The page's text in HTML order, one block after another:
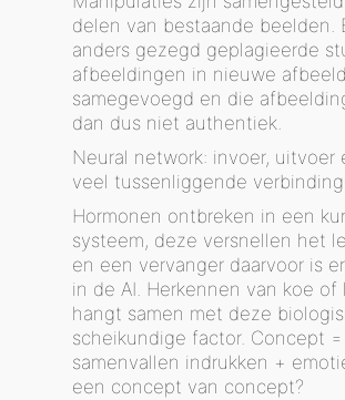
delen van bestaande beelden.
anders gezegd geplagieerde
afbeeldingen in nieuwe
samegevoegd en die
dan dus niet authentiek.
Neural network: invoer, uitvoer
veel tussenliggende
Hormonen ontbreken in een
systeem, deze versnellen het
en een vervanger daarvoor is
in de AI. Herkennen van koe of
hangt samen met deze
scheikundige factor. Concept
samenvallen indrukken +
een concept van concept?